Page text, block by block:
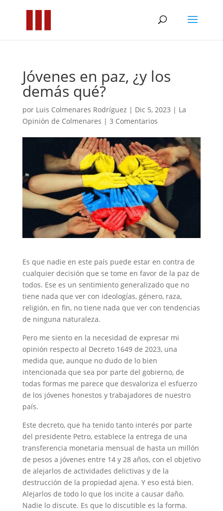
Jóvenes en paz, ¿y los
demás qué?
por Luis Colmenares Rodríguez | Dic 5, 2023 | La
Opinión de Colmenares | 3 Comentarios
Es que nadie en este país puede estar en contra de
cualquier decisión que se tome en favor de la paz de
todos. Ese es un sentimiento generalizado que no
tiene nada que ver con ideologías, género, raza,
religión, en fin, no tiene nada que ver con tendencias
de ninguna naturaleza.
Pero me siento en la necesidad de expresar mi
opinión respecto al Decreto 1649 de 2023, una
medida que, aunque no dudo de lo bien
intencionada que sea por parte del gobierno, de
todas formas me parece que desvaloriza el esfuerzo
de los jóvenes honestos y trabajadores de nuestro
país.
Este decreto, que ha tenido tanto interés por parte
del presidente Petro, establece la entrega de una
transferencia monetaria mensual de hasta un millón
de pesos a jóvenes entre 14 y 28 años, con el objetivo
de alejarlos de actividades delictivas y de la
destrucción de la propiedad ajena. Y eso está bien.
Alejarlos de todo lo que los incite a causar daño.
Nadie lo discute. Es que lo discutible es la forma.